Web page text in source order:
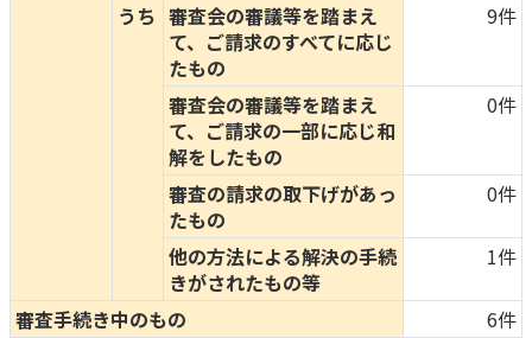
うち 審査会の審議等を踏まえ
て、ご請求のすべてに応じ
たもの
9件
審査会の審議等を踏まえ
て、ご請求の一部に応じ和
解をしたもの
0件
審査の請求の取下げがあっ
たもの
0件
他の方法による解決の手続
きがされたもの等
1件
審査手続き中のもの 6件